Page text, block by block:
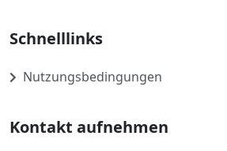
Schnelllinks
Nutzungsbedingungen
Kontakt aufnehmen